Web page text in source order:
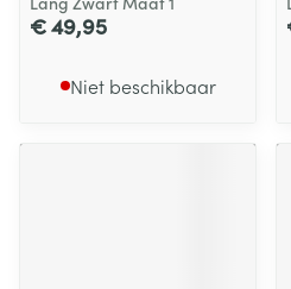
€ 49,95
Niet beschikbaar